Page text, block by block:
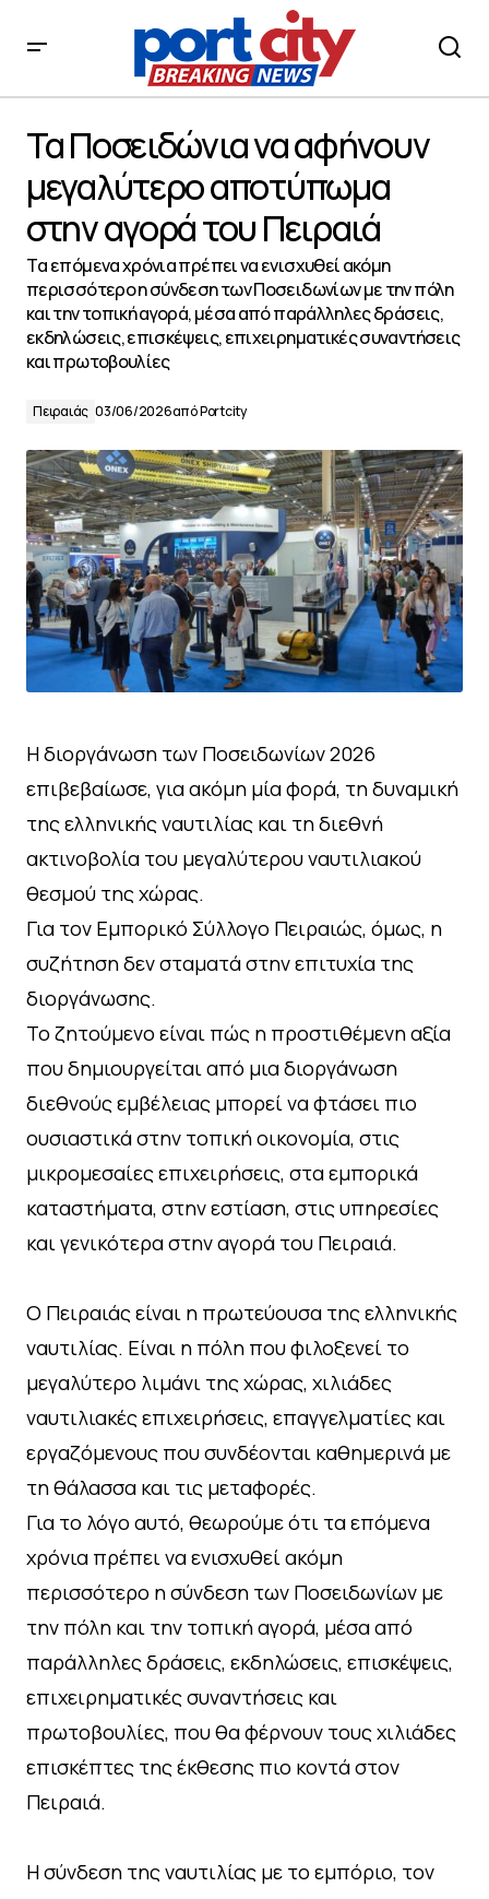
στην αγορά του Πειραιά
Τα Ποσειδώνια να αφήνουν
μεγαλύτερο αποτύπωμα
στην αγορά του Πειραιά
Tα επόμενα χρόνια πρέπει να ενισχυθεί ακόμη
περισσότερο η σύνδεση των Ποσειδωνίων με την πόλη
και την τοπική αγορά, μέσα από παράλληλες δράσεις,
εκδηλώσεις, επισκέψεις, επιχειρηματικές συναντήσεις
και πρωτοβουλίες
Πειραιάς 03/06/2026απόPortcity
Η διοργάνωση των Ποσειδωνίων 2026
επιβεβαίωσε, για ακόμη μία φορά, τη δυναμική
της ελληνικής ναυτιλίας και τη διεθνή
ακτινοβολία του μεγαλύτερου ναυτιλιακού
θεσμού της χώρας.
Για τον Εμπορικό Σύλλογο Πειραιώς, όμως, η
συζήτηση δεν σταματά στην επιτυχία της
διοργάνωσης.
Το ζητούμενο είναι πώς η προστιθέμενη αξία
που δημιουργείται από μια διοργάνωση
διεθνούς εμβέλειας μπορεί να φτάσει πιο
ουσιαστικά στην τοπική οικονομία, στις
μικρομεσαίες επιχειρήσεις, στα εμπορικά
καταστήματα, στην εστίαση, στις υπηρεσίες
και γενικότερα στην αγορά του Πειραιά.
Ο Πειραιάς είναι η πρωτεύουσα της ελληνικής
ναυτιλίας. Είναι η πόλη που φιλοξενεί το
μεγαλύτερο λιμάνι της χώρας, χιλιάδες
ναυτιλιακές επιχειρήσεις, επαγγελματίες και
εργαζόμενους που συνδέονται καθημερινά με
τη θάλασσα και τις μεταφορές.
Για το λόγο αυτό, θεωρούμε ότι τα επόμενα
χρόνια πρέπει να ενισχυθεί ακόμη
περισσότερο η σύνδεση των Ποσειδωνίων με
την πόλη και την τοπική αγορά, μέσα από
παράλληλες δράσεις, εκδηλώσεις, επισκέψεις,
επιχειρηματικές συναντήσεις και
πρωτοβουλίες, που θα φέρνουν τους χιλιάδες
επισκέπτες της έκθεσης πιο κοντά στον
Πειραιά.
Η σύνδεση της ναυτιλίας με το εμπόριο, τον